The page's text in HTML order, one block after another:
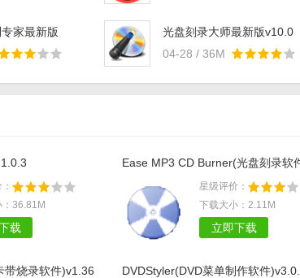
家最新版
光盘刻录大师最新版v10.0
04-28 / 36M
36.81M
载
Ease MP3 CD Burner(光盘刻录软
星级评价：
下载大小：2.11M
立即下载
带烧录软件)v1.36 DVDStyler(DVD菜单制作软件